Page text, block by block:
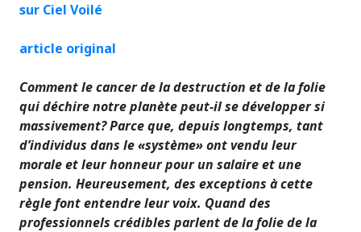
sur Ciel Voilé
article original
Comment le cancer de la destruction et de la folie
qui déchire notre planète peut-il se développer si
massivement? Parce que, depuis longtemps, tant
d’individus dans le «système» ont vendu leur
morale et leur honneur pour un salaire et une
pension. Heureusement, des exceptions à cette
règle font entendre leur voix. Quand des
professionnels crédibles parlent de la folie de la